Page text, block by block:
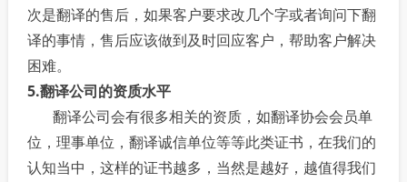
次是翻译的售后，如果客户要求改几个字或者询问下翻
译的事情，售后应该做到及时回应客户，帮助客户解决
困难。
5.翻译公司的资质水平
翻译公司会有很多相关的资质，如翻译协会会员单
位，理事单位，翻译诚信单位等等此类证书，在我们的
认知当中，这样的证书越多，当然是越好，越值得我们